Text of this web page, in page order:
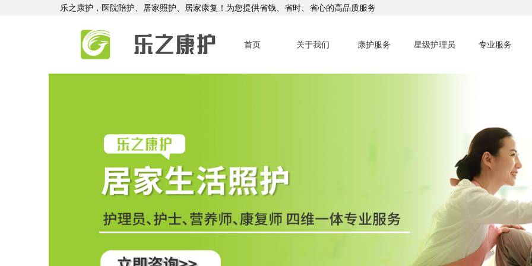
乐之康护，医院陪护、居家照护、居家康复！为您提供省钱、省时、省心的高品质服务
首页 关于我们 康护服务 星级护理员 专业服务